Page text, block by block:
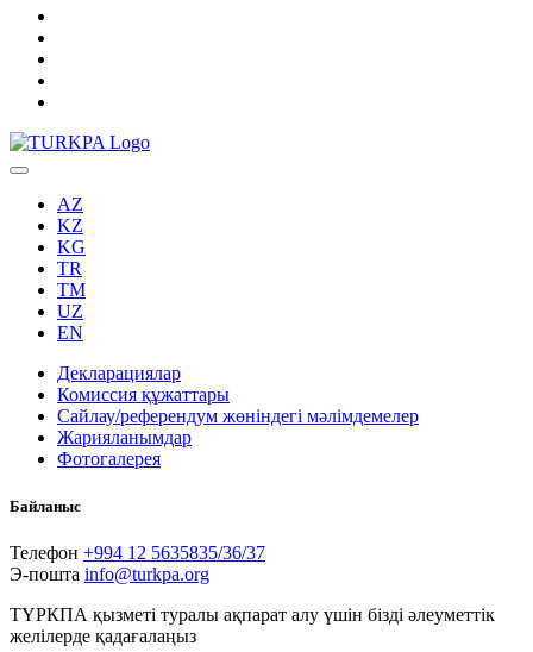
AZ
KZ
KG
TR
TM
UZ
EN
Декларациялар
Комиссия құжаттары
Сайлау/референдум жөніндегі мәлімдемелер
Жарияланымдар
Фотогалерея
Байланыс
Телефон +994 12 5635835/36/37
Э-пошта info@turkpa.org
ТҮРКПА қызметі туралы ақпарат алу үшін бізді әлеуметтік
желілерде қадағалаңыз